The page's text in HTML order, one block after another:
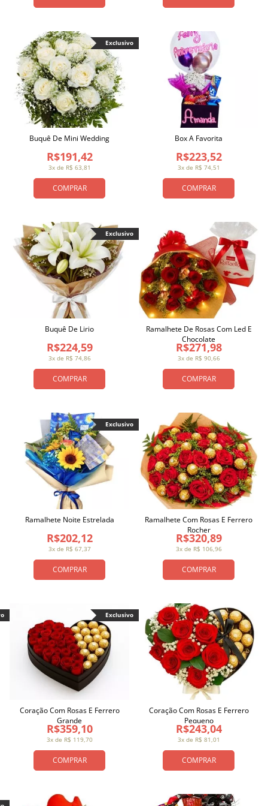
COMPRAR
3x de R$ 63,81
R$191,42
Buquê De Mini Wedding
Exclusivo
COMPRAR
3x de R$ 74,51
R$223,52
Box A Favorita
COMPRAR
3x de R$ 74,86
R$224,59
Buquê De Lirio
Exclusivo
COMPRAR
3x de R$ 90,66
R$271,98
Ramalhete De Rosas Com Led E
Chocolate
COMPRAR
3x de R$ 67,37
R$202,12
Ramalhete Noite Estrelada
Exclusivo
COMPRAR
3x de R$ 106,96
R$320,89
Ramalhete Com Rosas E Ferrero
Rocher
COMPRAR
3x de R$ 119,70
R$359,10
Coração Com Rosas E Ferrero
Grande
Exclusivo
COMPRAR
3x de R$ 81,01
R$243,04
Coração Com Rosas E Ferrero
Pequeno